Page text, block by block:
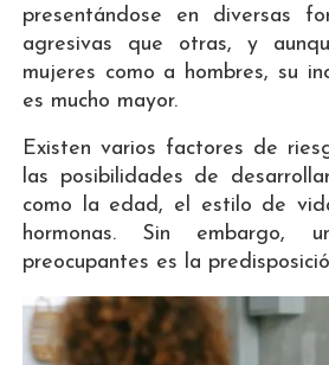
presentándose en diversas
agresivas que otras, y
mujeres como a hombres, su
es mucho mayor.
Existen varios factores de
las posibilidades de
como la edad, el estilo de
hormonas. Sin
preocupantes es la